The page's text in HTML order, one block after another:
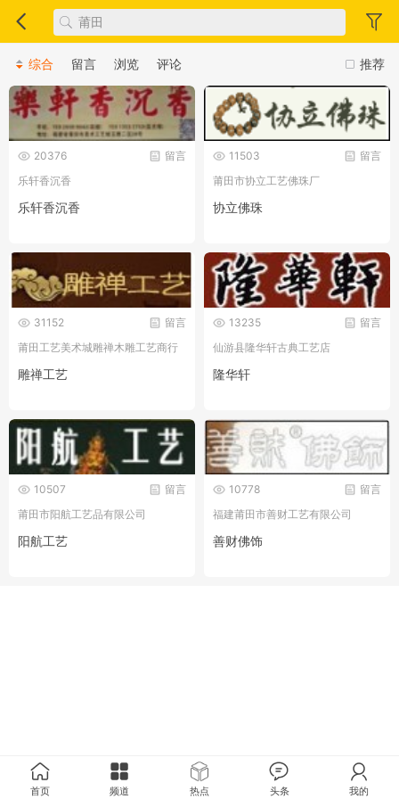
推荐
综合 留言 浏览 评论
留言
20376
乐轩香沉香
乐轩香沉香
留言
11503
莆田市协立工艺佛珠厂
协立佛珠
留言
31152
莆田工艺美术城雕禅木雕工艺商行
雕禅工艺
留言
13235
仙游县隆华轩古典工艺店
隆华轩
留言
10507
莆田市阳航工艺品有限公司
阳航工艺
留言
10778
福建莆田市善财工艺有限公司
善财佛饰
首页 频道 热点 头条 我的